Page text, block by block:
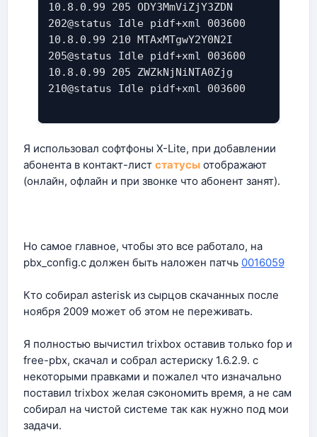
10.8.0.99 205 ODY3MmViZjY3ZDN
202@status Idle pidf+xml 003600
10.8.0.99 210 MTAxMTgwY2Y0N2I
205@status Idle pidf+xml 003600
10.8.0.99 205 ZWZkNjNiNTA0Zjg
210@status Idle pidf+xml 003600
Я использовал софтфоны X-Lite, при добавлении
абонента в контакт-лист статусы отображают
(онлайн, офлайн и при звонке что абонент занят).
Но самое главное, чтобы это все работало, на
pbx_config.c должен быть наложен патчь 0016059
Кто собирал asterisk из сырцов скачанных после
ноября 2009 может об этом не переживать.
Я полностью вычистил trixbox оставив только fop и
free-pbx, скачал и собрал астериску 1.6.2.9. с
некоторыми правками и пожалел что изначально
поставил trixbox желая сэкономить время, а не сам
собирал на чистой системе так как нужно под мои
задачи.